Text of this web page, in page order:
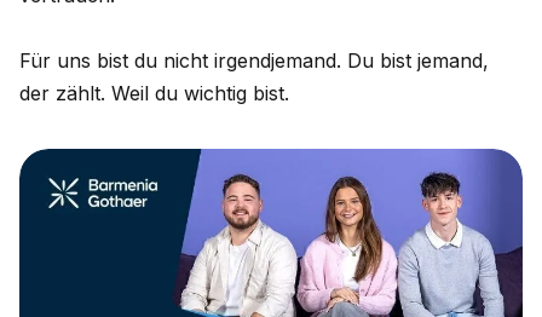
Für uns bist du nicht irgendjemand. Du bist jemand,
der zählt. Weil du wichtig bist.